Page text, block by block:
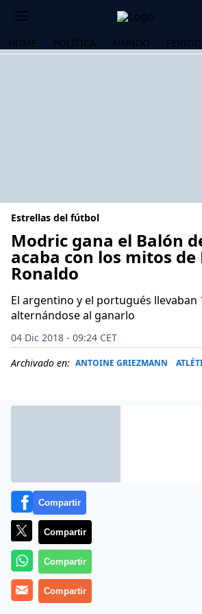
HOME POLÍTICA MUNDO
Estrellas del fútbol
Modric gana el Balón
acaba con los mitos de
Ronaldo
El argentino y el portugués llevaban
alternándose al ganarlo
04 Dic 2018 - 09:24 CET
Archivado en: ANTOINE GRIEZMANN
El croata del Real Madrid Luka
fin a diez años de hegemonía del
Compartir
Compartir
Compartir
Compartir